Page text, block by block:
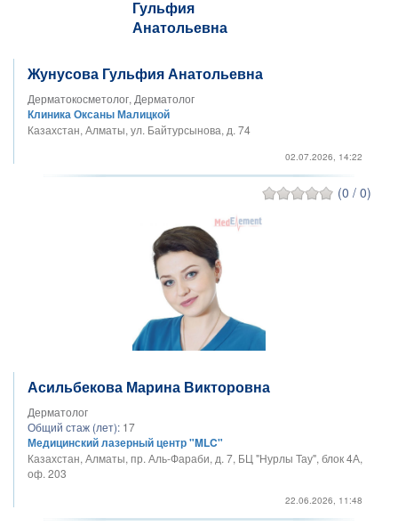
Жунусова Гульфия Анатольевна
Дерматокосметолог, Дерматолог
Клиника Оксаны Малицкой
Казахстан, Алматы, ул. Байтурсынова, д. 74
02.07.2026, 14:22
(0 / 0)
Асильбекова Марина Викторовна
Дерматолог
Общий стаж (лет): 17
Медицинский лазерный центр "MLC"
Казахстан, Алматы, пр. Аль-Фараби, д. 7, БЦ "Нурлы Тау", блок 4А,
оф. 203
22.06.2026, 11:48